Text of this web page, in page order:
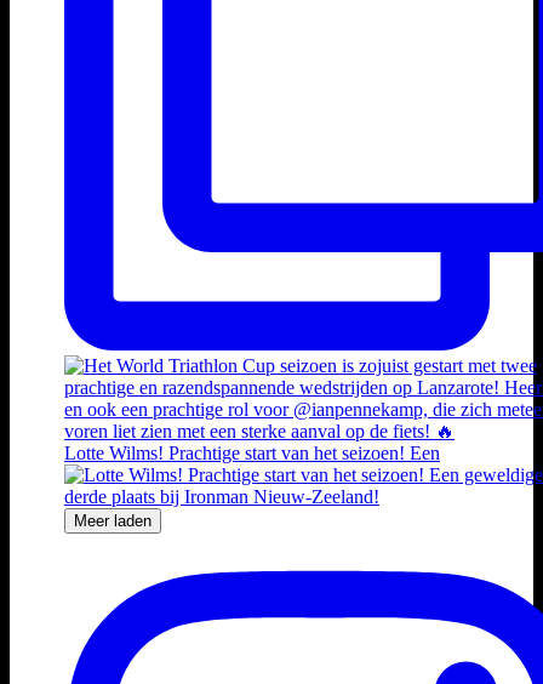
Lotte Wilms! Prachtige start van het seizoen! Een
Meer laden